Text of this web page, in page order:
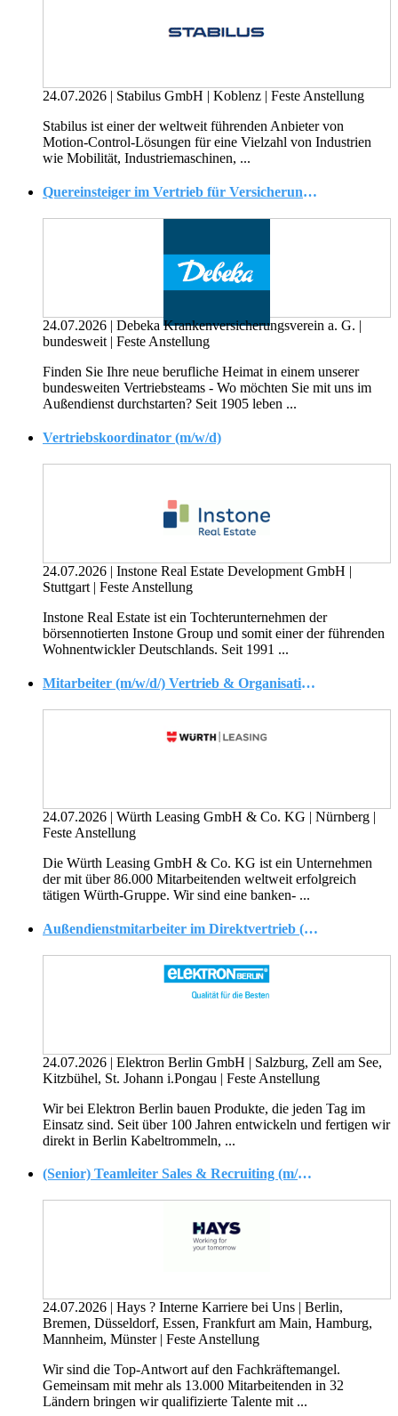
24.07.2026 | Stabilus GmbH | Koblenz | Feste Anstellung
Stabilus ist einer der weltweit führenden Anbieter von
Motion-Control-Lösungen für eine Vielzahl von Industrien
wie Mobilität, Industriemaschinen, ...
Quereinsteiger im Vertrieb für Versicherungen und Finanzanlagen (w/m/d)
24.07.2026 | Debeka Krankenversicherungsverein a. G. |
bundesweit | Feste Anstellung
Finden Sie Ihre neue berufliche Heimat in einem unserer
bundesweiten Vertriebsteams - Wo möchten Sie mit uns im
Außendienst durchstarten? Seit 1905 leben ...
Vertriebskoordinator (m/w/d)
24.07.2026 | Instone Real Estate Development GmbH |
Stuttgart | Feste Anstellung
Instone Real Estate ist ein Tochterunternehmen der
börsennotierten Instone Group und somit einer der führenden
Wohnentwickler Deutschlands. Seit 1991 ...
Mitarbeiter (m/w/d/) Vertrieb & Organisation Geschäftsbereich IT-Leasing in Voll-/oder Teilzeit (mind. 70%)
24.07.2026 | Würth Leasing GmbH & Co. KG | Nürnberg |
Feste Anstellung
Die Würth Leasing GmbH & Co. KG ist ein Unternehmen
der mit über 86.000 Mitarbeitenden weltweit erfolgreich
tätigen Würth-Gruppe. Wir sind eine banken- ...
Außendienstmitarbeiter im Direktvertrieb (m/w/d)
24.07.2026 | Elektron Berlin GmbH | Salzburg, Zell am See,
Kitzbühel, St. Johann i.Pongau | Feste Anstellung
Wir bei Elektron Berlin bauen Produkte, die jeden Tag im
Einsatz sind. Seit über 100 Jahren entwickeln und fertigen wir
direkt in Berlin Kabeltrommeln, ...
(Senior) Teamleiter Sales & Recruiting (m/w/d)
24.07.2026 | Hays ? Interne Karriere bei Uns | Berlin,
Bremen, Düsseldorf, Essen, Frankfurt am Main, Hamburg,
Mannheim, Münster | Feste Anstellung
Wir sind die Top-Antwort auf den Fachkräftemangel.
Gemeinsam mit mehr als 13.000 Mitarbeitenden in 32
Ländern bringen wir qualifizierte Talente mit ...